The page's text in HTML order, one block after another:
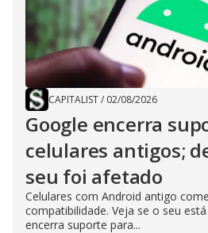
CAPITALIST/ 02/08/2026
Google encerra
celulares antigos;
seu foi afetado
Celulares com Android antigo
compatibilidade. Veja se o seu
encerra suporte para...